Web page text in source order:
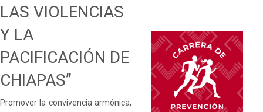
LAS VIOLENCIAS
Y LA
PACIFICACIÓN DE
CHIAPAS”
Promover la convivencia armónica,